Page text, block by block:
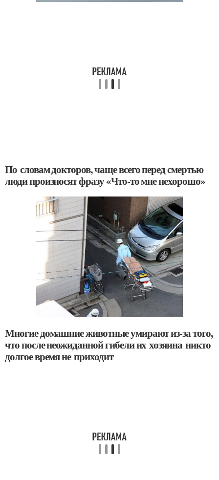
По словам докторов, чаще всего перед смертью
люди произносят фразу «Что-то мне нехорошо»
Многие домашние животные умирают из-за того,
что после неожиданной гибели их хозяина никто
долгое время не приходит